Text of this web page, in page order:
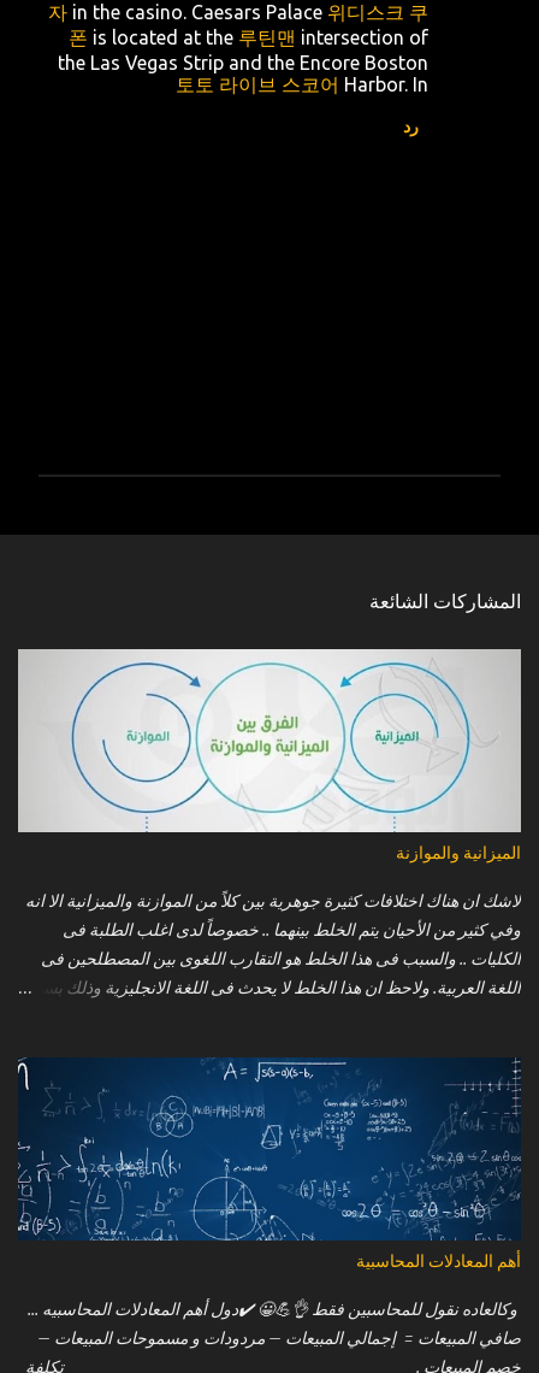
자 in the casino. Caesars Palace 위디스크 쿠
폰 is located at the 루틴맨 intersection of
the Las Vegas Strip and the Encore Boston
토토 라이브 스코어 Harbor. In
رد
ر
ل
ع
المشاركات الشائعة
الميزانية والموازنة
لاشك ان هناك اختلافات كثيرة جوهرية بين كلاً من الموازنة والميزانية الا انه
وفي كثير من الأحيان يتم الخلط بينهما .. خصوصاً لدى اغلب الطلبة فى
الكليات .. والسبب فى هذا الخلط هو التقارب اللغوى بين المصطلحين فى
اللغة العربية. ولاحظ ان هذا الخلط لا يحدث فى اللغة الانجليزية وذلك بسبب
يلى بعض من تلك الاختلافات الجوهرية بين الموازنة والميزانية : الموازنة (
Budget ) : 1. خطة مستقبلية (ترتبط بالمستقبل). 2. الارقام فى الموازنة
الموازنة هي القوائم المالية المتوقعة ( pre planned financial statement
) والمخطط له مسبقًا والتى تقوم الادارة باعدادها استناداً على تحليلات
مختلفة للمستقبل. 5. يمكن إعداد الموازنة مرة أو مرتين في السنة (يعتمد
المتغيرات خلال الفترة. 7. يتم مقارنتها بالنتائج الفعلي...
أهم المعادلات المحاسبية
وكالعاده نقول للمحاسبين فقط 👌💪😀 ⁦✔️⁩دول أهم المعادلات المحاسبيه ...
صافي المبيعات = إجمالي المبيعات – مردودات و مسموحات المبيعات –
خصم المبيعات . _________________________________________ تكلفة